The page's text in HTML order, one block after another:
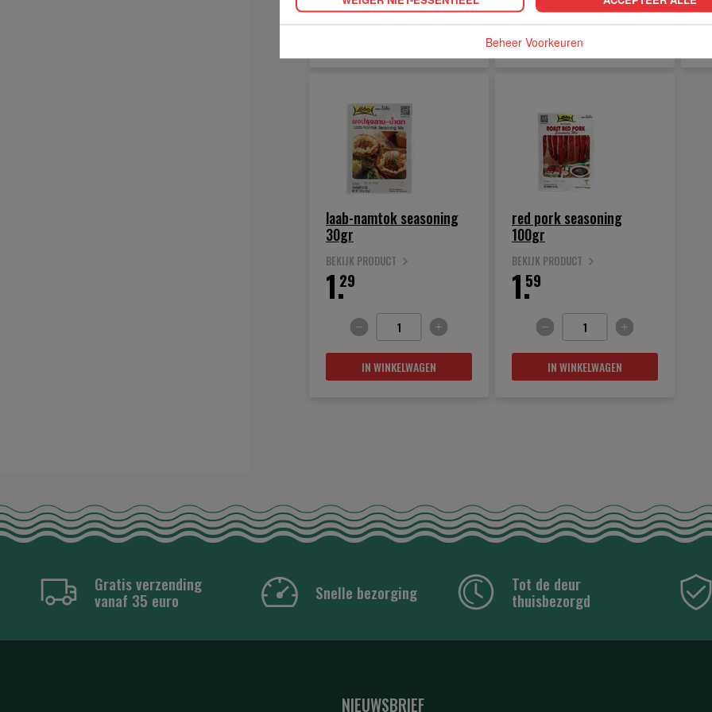
IN WINKELWAGEN
laab-namtok seasoning
30gr
BEKIJK PRODUCT
29
1.
IN WINKELWAGEN
red pork seasoning
100gr
BEKIJK PRODUCT
59
1.
IN WINKELWAGEN
Gratis verzending
vanaf 35 euro Snelle bezorging Tot de deur
thuisbezorgd
NIEUWSBRIEF
Beheer Voorkeuren